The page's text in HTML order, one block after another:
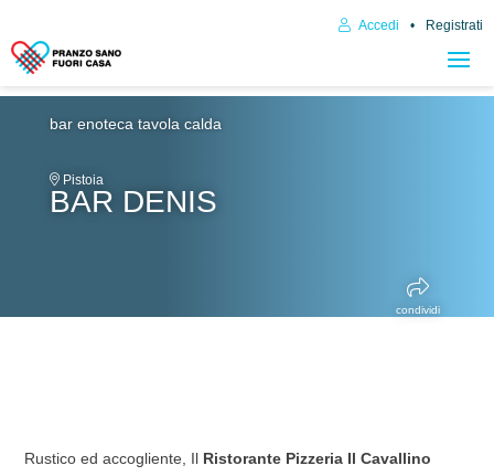
Accedi Registrati
bar enoteca tavola calda
Pistoia
BAR DENIS
condividi
Rustico ed accogliente, Il Ristorante Pizzeria Il Cavallino